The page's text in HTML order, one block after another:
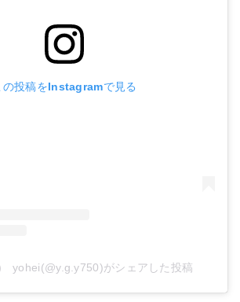
の投稿をInstagramで見る
yohei(@y.g.y750)がシェアした投稿